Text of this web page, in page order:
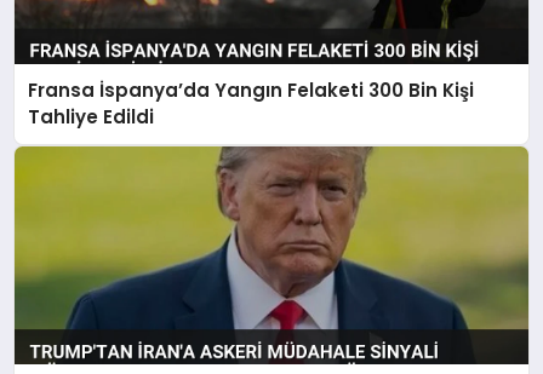
Fransa İspanya’da Yangın Felaketi 300 Bin Kişi
Tahliye Edildi